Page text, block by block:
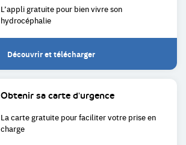
L’appli gratuite pour bienvivre son
hydrocéphalie
Découvrir et télécharger
Obtenir sa carte d'urgence
La carte gratuite pour facilitervotre prise en
charge